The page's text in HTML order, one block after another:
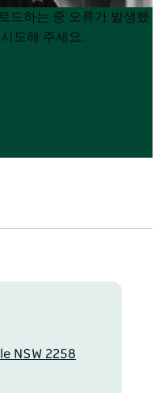
드하는 중 오류가 발생했
도해 주세요.
NSW 2258